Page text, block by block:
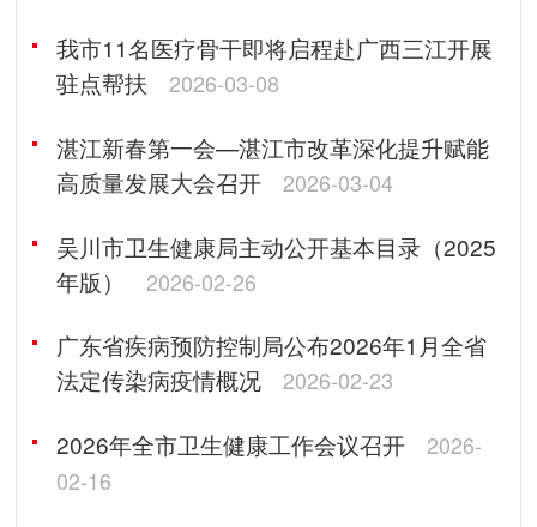
我市11名医疗骨干即将启程赴广西三江开展
驻点帮扶
2026-03-08
湛江新春第一会—湛江市改革深化提升赋能
高质量发展大会召开
2026-03-04
吴川市卫生健康局主动公开基本目录（2025
年版）
2026-02-26
广东省疾病预防控制局公布2026年1月全省
法定传染病疫情概况
2026-02-23
2026年全市卫生健康工作会议召开
2026-
02-16